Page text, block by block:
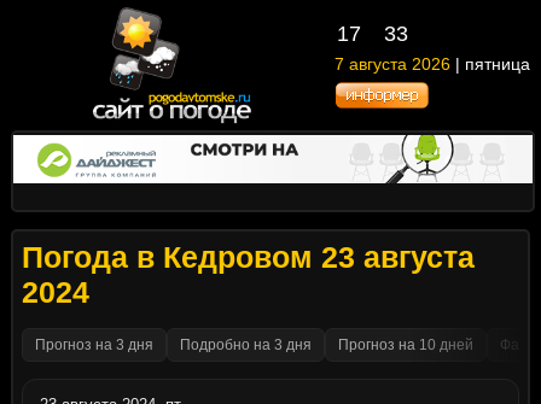
17 33
7 августа 2026 | пятница
Погода в Кедровом 23 августа
2024
Прогноз на 3 дня Подробно на 3 дня Прогноз на 10 дней